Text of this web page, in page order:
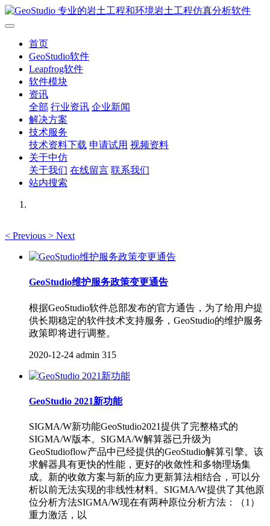
首页
GeoStudio软件
Leapfrog软件
软件模块
资讯
全部 行业资讯 企业新闻
解决方案
技术服务
技术资料下载 申请试用 视频资料
关于中仿
关于我们 在线留言 联系我们
站内搜索
< Previous > Next
GeoStudio维护服务政策变更通告
根据GeoStudio软件总部发布的官方通告，为了给用户提
供长期稳定的软件技术支持服务，GeoStudio的维护服务
政策即将进行调整。
2020-12-24 admin 315
GeoStudio 2021新功能
SIGMA/W新功能GeoStudio2021提供了完整格式的
SIGMA/W版本。SIGMA/W解算器已升级为
GeoStudioflow产品中已经提供的GeoStudio解算引擎。该
求解器具有更快的性能，更好的收敛性和多物理场集
成。新的收敛方案与新的应力更新算法相结合，可以分
析以前无法实现的非线性材料。SIGMA/W提供了其他原
位分析方法SIGMA/W现在有两种原位分析方法：（1）
重力激活，以